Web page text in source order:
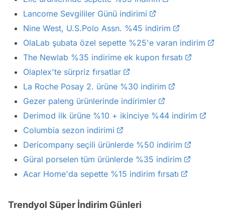
Lancome Sevgililer Günü indirimi
Nine West, U.S.Polo Assn. %45 indirim
OlaLab şubata özel sepette %25'e varan indirim
The Newlab %35 indirime ek kupon fırsatı
Olaplex'te sürpriz fırsatlar
La Roche Posay 2. ürüne %30 indirim
Gezer paleng ürünlerinde indirimler
Derimod ilk ürüne %10 + ikinciye %44 indirim
Columbia sezon indirimi
Dericompany seçili ürünlerde %50 indirim
Güral porselen tüm ürünlerde %35 indirim
Acar Home'da sepette %15 indirim fırsatı
Trendyol Süper İndirim Günleri